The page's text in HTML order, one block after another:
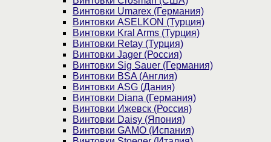
Винтовки Umarex (Германия)
Винтовки ASELKON (Турция)
Винтовки Kral Arms (Турция)
Винтовки Retay (Турция)
Винтовки Jager (Россия)
Винтовки Sig Sauer (Германия)
Винтовки BSA (Англия)
Винтовки ASG (Дания)
Винтовки Diana (Германия)
Винтовки Ижевск (Россия)
Винтовки Daisy (Япония)
Винтовки GAMO (Испания)